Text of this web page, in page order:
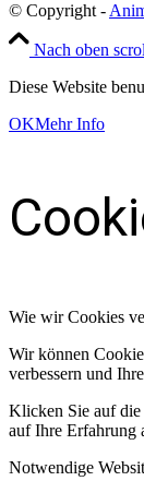
© Copyright -
Nach oben
Diese Website
OKMehr Info
Wie wir Cookies
Wir können
verbessern und
Klicken Sie auf die
auf Ihre Erfahrung
Notwendige